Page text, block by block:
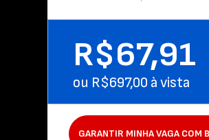
R$67,91
ou R$697,00 à vista
GARANTIR MINHA VAGA COM